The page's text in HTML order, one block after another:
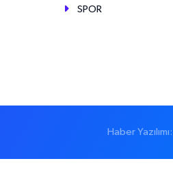
SPOR
Haber Yazılımı: